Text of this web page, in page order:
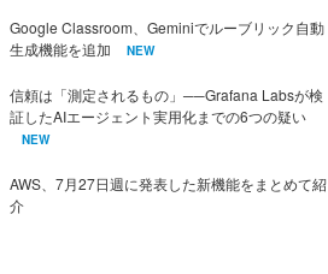
Google Classroom、Geminiでルーブリック自動
生成機能を追加
NEW
信頼は「測定されるもの」──Grafana Labsが検
証したAIエージェント実用化までの6つの疑い
NEW
AWS、7月27日週に発表した新機能をまとめて紹
介